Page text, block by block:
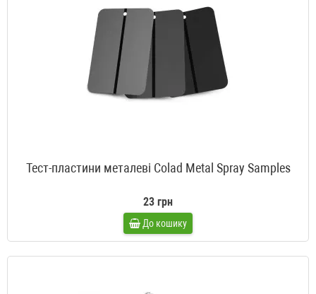
Тест-пластини металеві Colad Metal Spray Samples
23 грн
До кошику